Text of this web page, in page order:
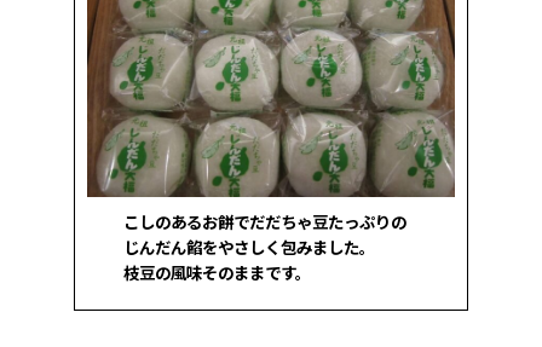
こしのあるお餅でだだちゃ豆たっぷりの
じんだん餡をやさしく包みました。
枝豆の風味そのままです。